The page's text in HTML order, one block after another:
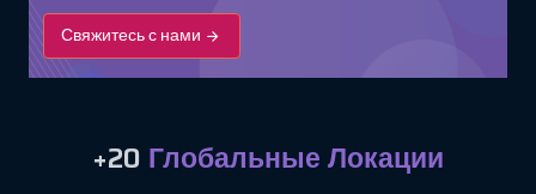
Свяжитесь с нами
+20 Глобальные Локации